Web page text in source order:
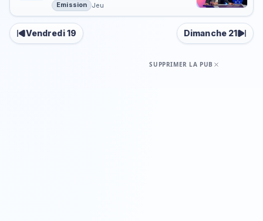
Emission Jeu
Vendredi 19 Dimanche 21
SUPPRIMER LA PUB